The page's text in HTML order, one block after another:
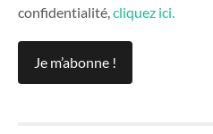
confidentialité, cliquez ici.